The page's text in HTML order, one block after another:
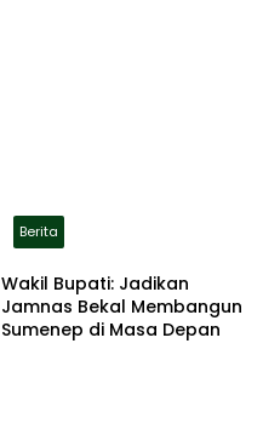
Berita
Wakil Bupati: Jadikan
Jamnas Bekal Membangun
Sumenep di Masa Depan